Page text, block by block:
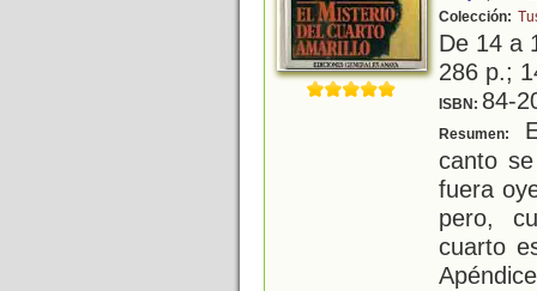
Colección:
De 14 a
286 p.;
ISBN: 84-
Resumen:
canto
fuera
pero,
cuarto